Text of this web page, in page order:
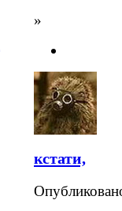
»
кстати,